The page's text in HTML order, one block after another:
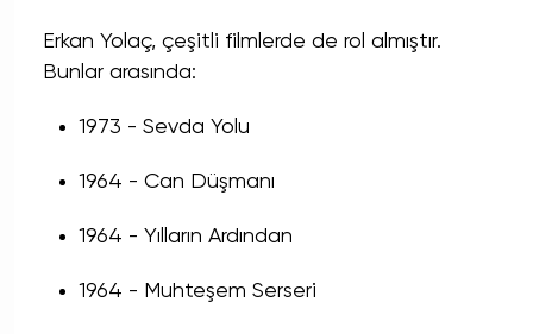
Erkan Yolaç, çeşitli filmlerde de rol almıştır.
Bunlar arasında:
1973 - Sevda Yolu
1964 - Can Düşmanı
1964 - Yılların Ardından
1964 - Muhteşem Serseri